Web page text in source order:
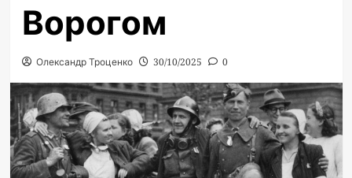
Ворогом
Олександр Троценко 30/10/2025 0